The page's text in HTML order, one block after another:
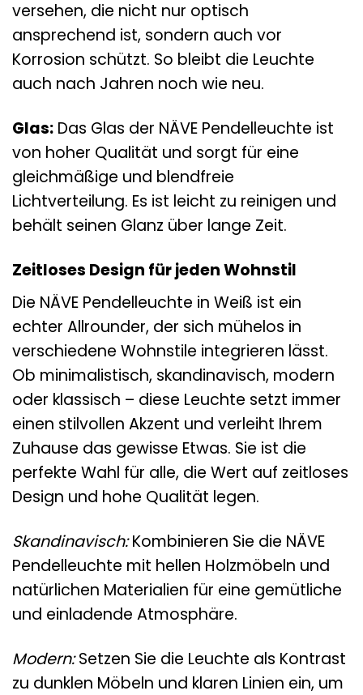
versehen, die nicht nur optisch
ansprechend ist, sondern auch vor
Korrosion schützt. So bleibt die Leuchte
auch nach Jahren noch wie neu.
Glas: Das Glas der NÄVE Pendelleuchte ist
von hoher Qualität und sorgt für eine
gleichmäßige und blendfreie
Lichtverteilung. Es ist leicht zu reinigen und
behält seinen Glanz über lange Zeit.
Zeitloses Design für jeden Wohnstil
Die NÄVE Pendelleuchte in Weiß ist ein
echter Allrounder, der sich mühelos in
verschiedene Wohnstile integrieren lässt.
Ob minimalistisch, skandinavisch, modern
oder klassisch – diese Leuchte setzt immer
einen stilvollen Akzent und verleiht Ihrem
Zuhause das gewisse Etwas. Sie ist die
perfekte Wahl für alle, die Wert auf zeitloses
Design und hohe Qualität legen.
Skandinavisch:Kombinieren Sie die NÄVE
Pendelleuchte mit hellen Holzmöbeln und
natürlichen Materialien für eine gemütliche
und einladende Atmosphäre.
Modern:Setzen Sie die Leuchte als Kontrast
zu dunklen Möbeln und klaren Linien ein, um